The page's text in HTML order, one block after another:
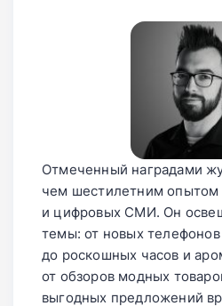
Отмеченный наградами
чем шестилетним опытом
и цифровых СМИ. Он
темы: от новых
до роскошных часов и
от обзоров модных
выгодных предложений